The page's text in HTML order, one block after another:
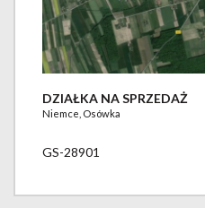
DZIAŁKA NA SPRZEDAŻ
Niemce, Osówka
GS-28901